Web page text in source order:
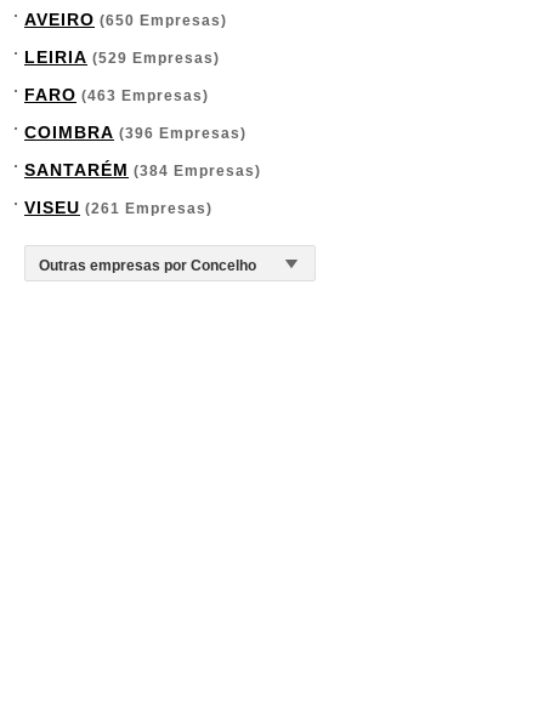
AVEIRO (650 Empresas)
LEIRIA (529 Empresas)
FARO (463 Empresas)
COIMBRA (396 Empresas)
SANTARÉM (384 Empresas)
VISEU (261 Empresas)